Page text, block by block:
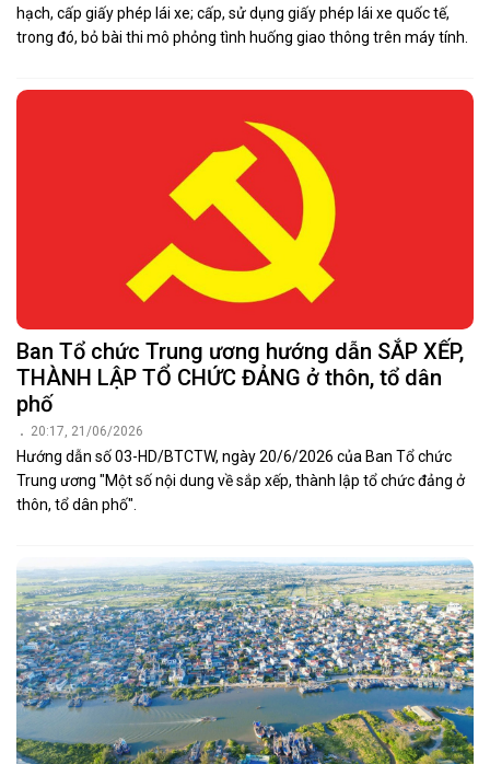
hạch, cấp giấy phép lái xe; cấp, sử dụng giấy phép lái xe quốc tế,
trong đó, bỏ bài thi mô phỏng tình huống giao thông trên máy tính.
Ban Tổ chức Trung ương hướng dẫn SẮP XẾP,
THÀNH LẬP TỔ CHỨC ĐẢNG ở thôn, tổ dân
phố
20:17, 21/06/2026
Hướng dẫn số 03-HD/BTCTW, ngày 20/6/2026 của Ban Tổ chức
Trung ương "Một số nội dung về sắp xếp, thành lập tổ chức đảng ở
thôn, tổ dân phố".